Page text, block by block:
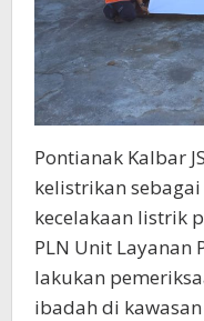
Pontianak Kalbar
kelistrikan
kecelakaan listrik
PLN Unit Layanan
lakukan
ibadah di